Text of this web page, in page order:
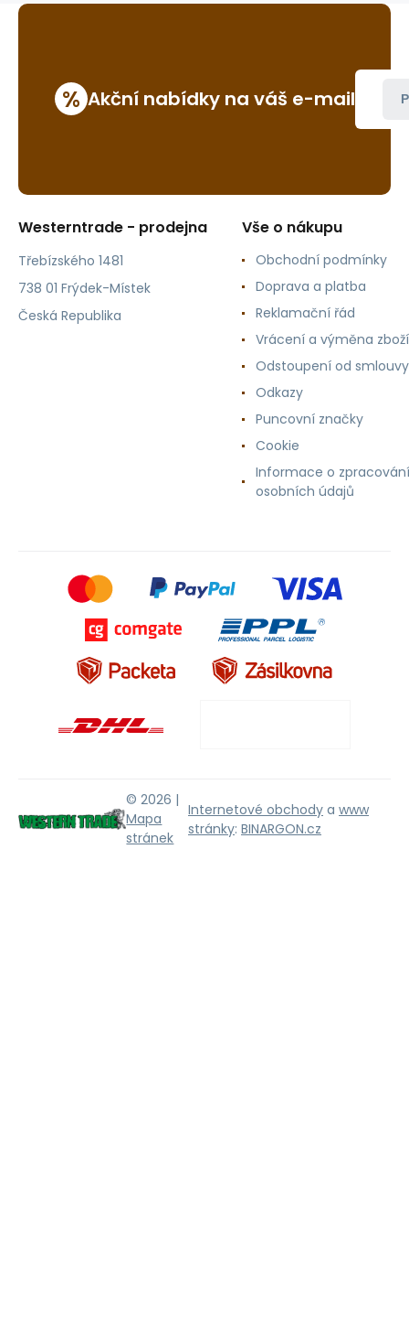
% Akční nabídky na váš e-mail
Westerntrade - prodejna
Třebízského 1481
738 01 Frýdek-Místek
Česká Republika
Vše o nákupu
Obchodní podmínky
Doprava a platba
Reklamační řád
Vrácení a výměna zboží
Odstoupení od smlouvy
Odkazy
Puncovní značky
Cookie
Informace o zpracování
osobních údajů
© 2026 |
Mapa
stránek
Internetové obchody a www
stránky: BINARGON.cz